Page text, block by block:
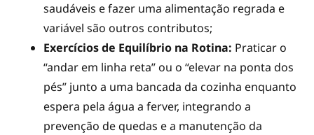
saudáveis e fazer uma alimentação regrada e
variável são outros contributos;
Exercícios de Equilíbrio na Rotina: Praticar o
“andar em linha reta” ou o “elevar na ponta dos
pés” junto a uma bancada da cozinha enquanto
espera pela água a ferver, integrando a
prevenção de quedas e a manutenção da